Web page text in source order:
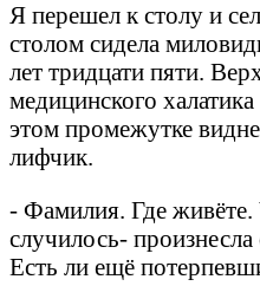
Я перешел к столу и
столом сидела
лет тридцати пяти.
медицинского
этом промежутке
лифчик.
- Фамилия. Где живёте.
случилось-
Есть ли ещё